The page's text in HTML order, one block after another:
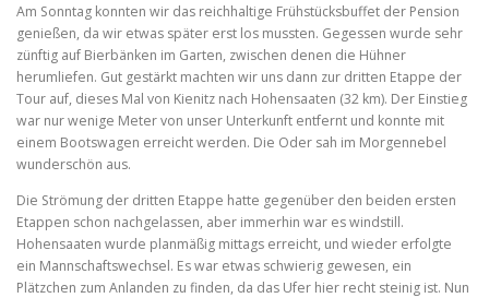
Am Sonntag konnten wir das reichhaltige Frühstücksbuffet der Pension
genießen, da wir etwas später erst los mussten. Gegessen wurde sehr
zünftig auf Bierbänken im Garten, zwischen denen die Hühner
herumliefen. Gut gestärkt machten wir uns dann zur dritten Etappe der
Tour auf, dieses Mal von Kienitz nach Hohensaaten (32 km). Der Einstieg
war nur wenige Meter von unser Unterkunft entfernt und konnte mit
einem Bootswagen erreicht werden. Die Oder sah im Morgennebel
wunderschön aus.
Die Strömung der dritten Etappe hatte gegenüber den beiden ersten
Etappen schon nachgelassen, aber immerhin war es windstill.
Hohensaaten wurde planmäßig mittags erreicht, und wieder erfolgte
ein Mannschaftswechsel. Es war etwas schwierig gewesen, ein
Plätzchen zum Anlanden zu finden, da das Ufer hier recht steinig ist. Nun